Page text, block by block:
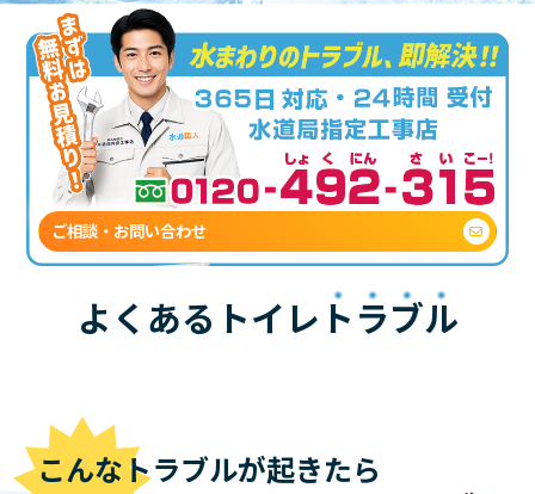
ご相談・お問い合わせ
よくあるトイレ トラブル
こんなトラブルが起きたら